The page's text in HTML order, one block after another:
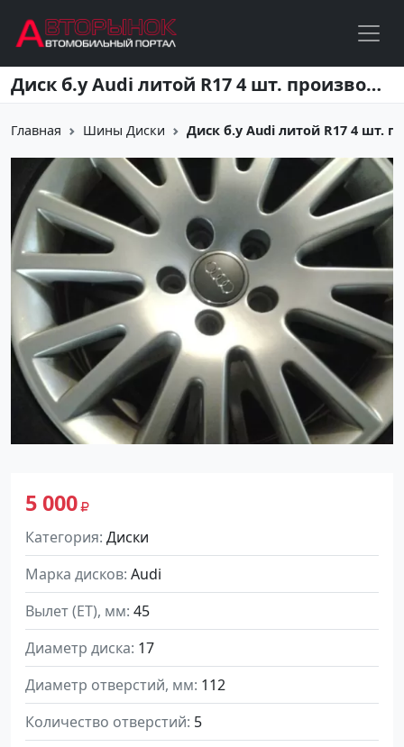
Перейти к основному содержанию Диск б.у Audi литой R17 4 шт. производитель Чехия
Главная Шины Диски Диск б.у Audi литой R17 4 шт.
5 000
Категория Диски
Марка дисков Audi
Вылет (ET), мм 45
Диаметр диска 17
Диаметр отверстий, мм 112
Количество отверстий 5